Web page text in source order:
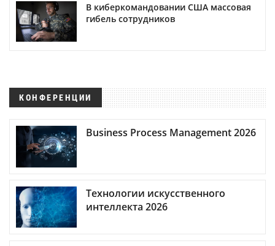
В киберкомандовании США массовая
гибель сотрудников
КОНФЕРЕНЦИИ
Business Process Management 2026
Технологии искусственного
интеллекта 2026